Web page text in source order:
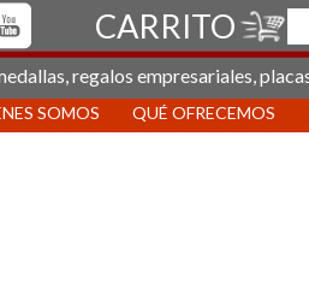
CARRITO
regalos empresariales,
SOMOS QUÉ OFRECEMOS